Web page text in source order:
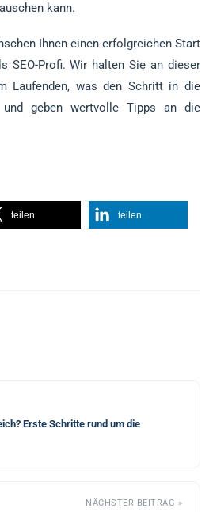
kann.
Ihnen einen erfolgreichen Start
SEO-Profi. Wir halten Sie an dieser
Laufenden, was den Schritt in die
und geben wertvolle Tipps an die
teilen teilen
Erste Schritte rund um die
NÄCHSTER BEITRAG »